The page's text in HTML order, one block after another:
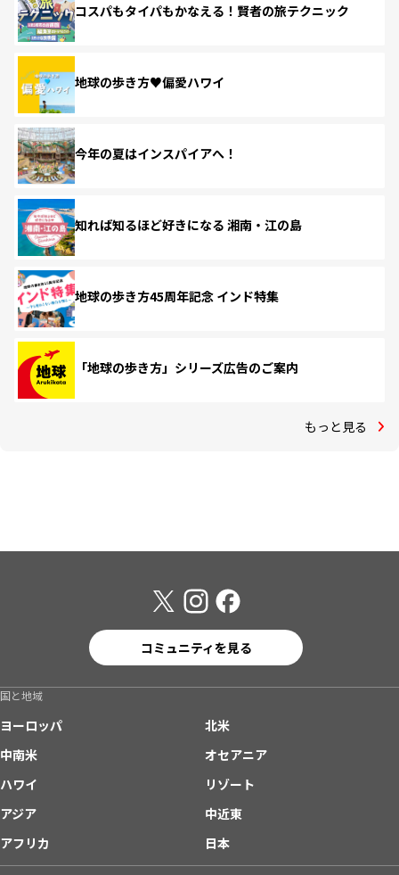
コスパもタイパもかなえる！賢者の旅テクニック
地球の歩き方♥偏愛ハワイ
今年の夏はインスパイアへ！
知れば知るほど好きになる 湘南・江の島
地球の歩き方45周年記念 インド特集
「地球の歩き方」シリーズ広告のご案内
もっと見る
コミュニティを見る
国と地域
ヨーロッパ
北米
中南米
オセアニア
ハワイ
リゾート
アジア
中近東
アフリカ
日本